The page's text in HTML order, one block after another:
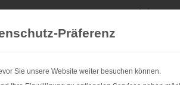
Präferenz
Sie unsere Website weiter besuchen können.